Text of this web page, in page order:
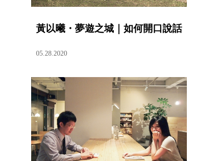
黃以曦・夢遊之城｜如何開口說話
05.28.2020